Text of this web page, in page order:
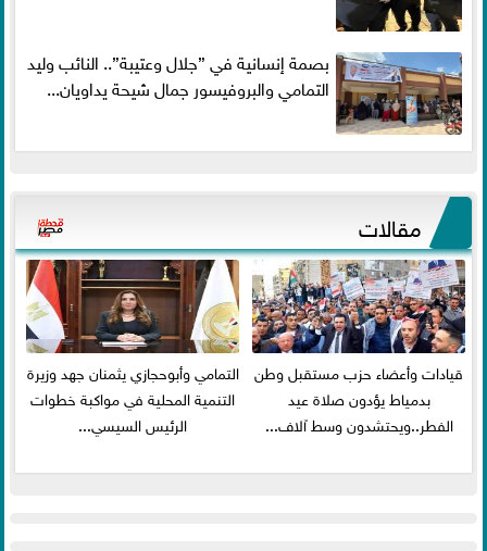
بصمة إنسانية في ”جلال وعتيبة”.. النائب وليد
التمامي والبروفيسور جمال شيحة يداويان...
مقالات
قيادات وأعضاء حزب مستقبل وطن
بدمياط يؤدون صلاة عيد
الفطر..ويحتشدون وسط آلاف...
التمامي وأبوحجازي يثمنان جهد وزيرة
التنمية المحلية في مواكبة خطوات
الرئيس السيسي...